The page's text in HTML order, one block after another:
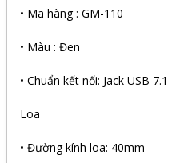
• Mã hàng : GM-110
• Màu : Đen
• Chuẩn kết nối: Jack USB 7.1
Loa
• Đường kính loa: 40mm